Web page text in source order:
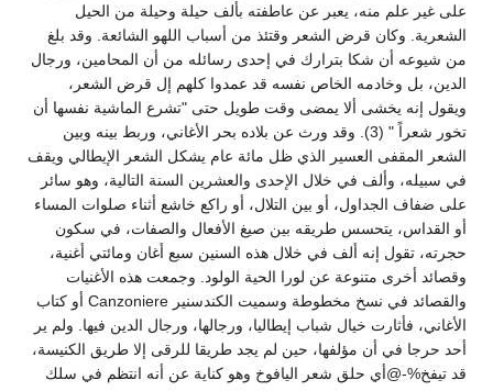
على غير علم منه، يعبر عن عاطفته بألف حيلة وحيلة من الحيل
الشعرية. وكان قرض الشعر وقتئذ من أسباب اللهو الشائعة. وقد بلغ
من شيوعه أن شكا بترارك في إحدى رسائله من أن المحامين، ورجال
الدين، بل وخادمه الخاص نفسه قد عمدوا كلهم إل قرض الشعر،
ويقول إنه يخشى ألا يمضى وقت طويل حتى "تشرع الماشية نفسها أن
تخور شعراً " (3). وقد ورث عن بلاده بحر الأغاني، وربط بينه وبين
الشعر المقفى العسير الذي ظل مائة عام يشكل الشعر الإيطالي ويقف
في سبيله، وألف في خلال الإحدى والعشرين السنة التالية، وهو سائر
على ضفاف الجداول، أو بين التلال، أو راكع خاشع أثناء صلوات المساء
أو القداس، يتحسس طريقه بين صيغ الأفعال والصفات، في سكون
حجرته، تقول إنه ألف في خلال هذه السنين سبع أغان ومائتي أغنية،
وقصائد أخرى متنوعة عن لورا الحية الولود. وجمعت هذه الأغنيات
والقصائد في نسخ مخطوطة وسميت الكندسنير Canzoniere أو كتاب
الأغاني، فأثارت خيال شباب إيطاليا، ورجالها، ورجال الدين فيها. ولم ير
أحد حرجا في أن مؤلفها، حين لم يجد طريقا للرقى إلا طريق الكنيسة،
قد تيفخ%-@أي حلق شعر اليافوخ وهو كناية عن أنه انتظم في سلك